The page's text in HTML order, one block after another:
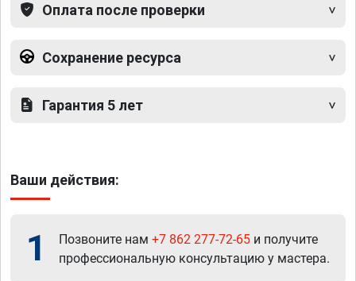
Оплата после проверки
Сохранение ресурса
Гарантия 5 лет
Ваши действия:
1 Позвоните нам +7 862 277-72-65 и получите
профессиональную консультацию у мастера.